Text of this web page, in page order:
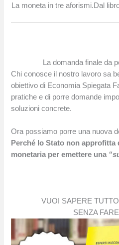
La moneta in tre aforismi.Dal
La domanda finale da
Chi conosce il nostro lavoro sa
obiettivo di Economia Spiegata
pratiche e di porre domande
soluzioni concrete.
Ora possiamo porre una nuova
Perché lo Stato non
monetaria per emettere una
VUOI SAPERE
SENZA